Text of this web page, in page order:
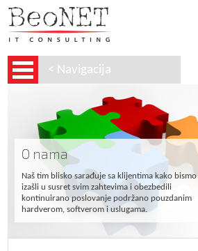
< Navigacija
O nama
Naš tim blisko sarađuje sa klijentima kako bismo
izašli u susret svim zahtevima i obezbedili
kontinuirano poslovanje podržano pouzdanim
hardverom, softverom i uslugama.